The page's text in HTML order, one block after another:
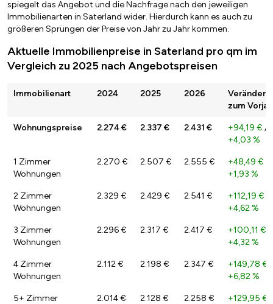
spiegelt das Angebot und die Nachfrage nach den jeweiligen
Immobilienarten in Saterland wider. Hierdurch kann es auch zu
größeren Sprüngen der Preise von Jahr zu Jahr kommen.
Aktuelle Immobilienpreise in Saterland pro qm im
Vergleich zu 2025 nach Angebotspreisen
Immobilienart 2024 2025 2026
zum
Wohnungspreise 2.274 € 2.337 € 2.431 € +94,19 € /
+4,03 %
1 Zimmer
Wohnungen
2.270 € 2.507 € 2.555 € +48,49 €
+1,93 %
2 Zimmer
Wohnungen
2.329 € 2.429 € 2.541 € +112,19 €
+4,62 %
3 Zimmer
Wohnungen
2.296 € 2.317 € 2.417 € +100,11 €
+4,32 %
4 Zimmer
Wohnungen
2.112 € 2.198 € 2.347 € +149,78 €
+6,82 %
5+ Zimmer
2.014 € 2.128 € 2.258 € +129,95 €